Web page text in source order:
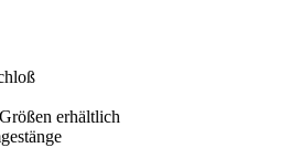
erhältlich